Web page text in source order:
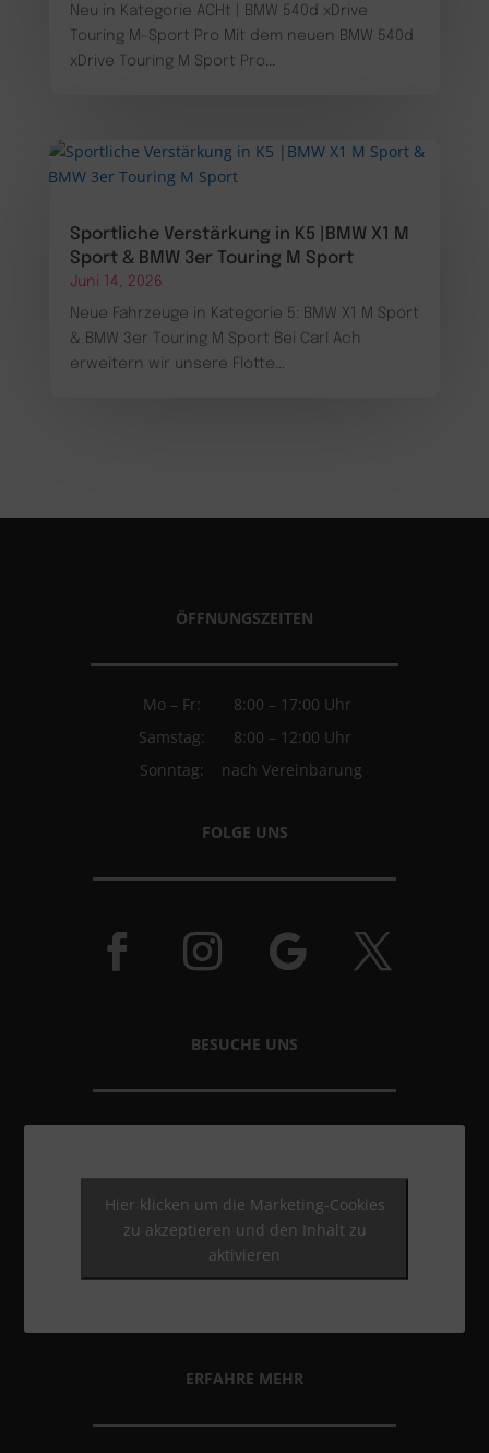
Neu in Kategorie ACHt | BMW 540d xDrive
Touring M-Sport Pro Mit dem neuen BMW 540d
xDrive Touring M Sport Pro...
Sportliche Verstärkung in K5 |BMW X1 M
Sport & BMW 3er Touring M Sport
Juni 14, 2026
Neue Fahrzeuge in Kategorie 5: BMW X1 M Sport
& BMW 3er Touring M Sport Bei Carl Ach
erweitern wir unsere Flotte...
ÖFFNUNGSZEITEN
Mo – Fr:
8:00 – 17:00 Uhr
Samstag:
8:00 – 12:00 Uhr
Sonntag:
nach Vereinbarung
FOLGE UNS
BESUCHE UNS
Hier klicken um die Marketing-Cookies
zu akzeptieren und den Inhalt zu
aktivieren
ERFAHRE MEHR